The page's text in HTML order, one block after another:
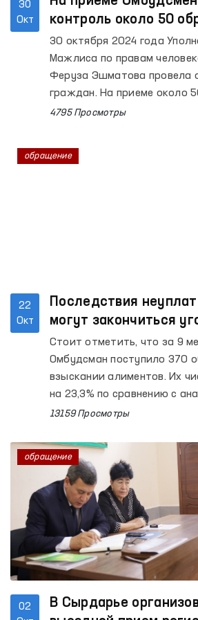
пользу гражданки С.Г. была
отпускных в размере около
сумов.
30
Окт
контроль около 50
граждан
30 октября 2024 года
Мажлиса по правам
Феруза Эшматова провела
граждан. На приеме около
обращения, касающиеся
следственных процессов,
4795 Просмотры
22
Окт
Последствия
могут закончиться
ответственностью-
Стоит отметить, что за 9
Омбудсман поступило 370
взыскании алиментов. Их
на 23,3% по сравнению с
периодом 2023 года.
13159 Просмотры
обращение
02
В Сырдарье
обращение